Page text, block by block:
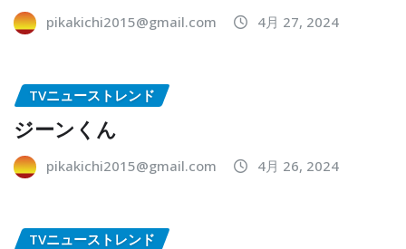
pikakichi2015@gmail.com 4月 27, 2024
TVニューストレンド
ジーンくん
pikakichi2015@gmail.com 4月 26, 2024
TVニューストレンド